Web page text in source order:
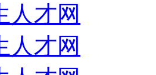
人才网
人才网